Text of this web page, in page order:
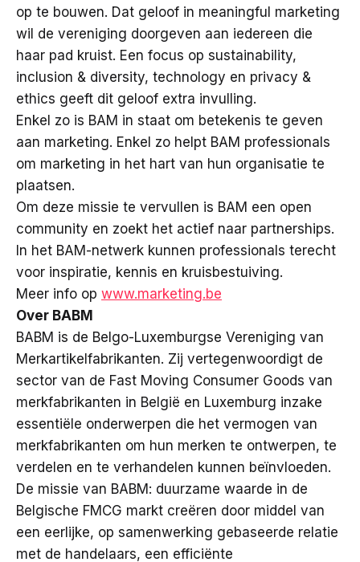
op te bouwen. Dat geloof in meaningful marketing
wil de vereniging doorgeven aan iedereen die
haar pad kruist. Een focus op sustainability,
inclusion & diversity, technology en privacy &
ethics geeft dit geloof extra invulling.
Enkel zo is BAM in staat om betekenis te geven
aan marketing. Enkel zo helpt BAM professionals
om marketing in het hart van hun organisatie te
plaatsen.
Om deze missie te vervullen is BAM een open
community en zoekt het actief naar partnerships.
In het BAM-netwerk kunnen professionals terecht
voor inspiratie, kennis en kruisbestuiving.
Meer info op www.marketing.be
Over BABM
BABM is de Belgo-Luxemburgse Vereniging van
Merkartikelfabrikanten. Zij vertegenwoordigt de
sector van de Fast Moving Consumer Goods van
merkfabrikanten in België en Luxemburg inzake
essentiële onderwerpen die het vermogen van
merkfabrikanten om hun merken te ontwerpen, te
verdelen en te verhandelen kunnen beïnvloeden.
De missie van BABM: duurzame waarde in de
Belgische FMCG markt creëren door middel van
een eerlijke, op samenwerking gebaseerde relatie
met de handelaars, een efficiënte